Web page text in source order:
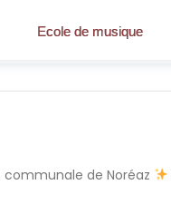
Ecole de musique
communale de Noréaz